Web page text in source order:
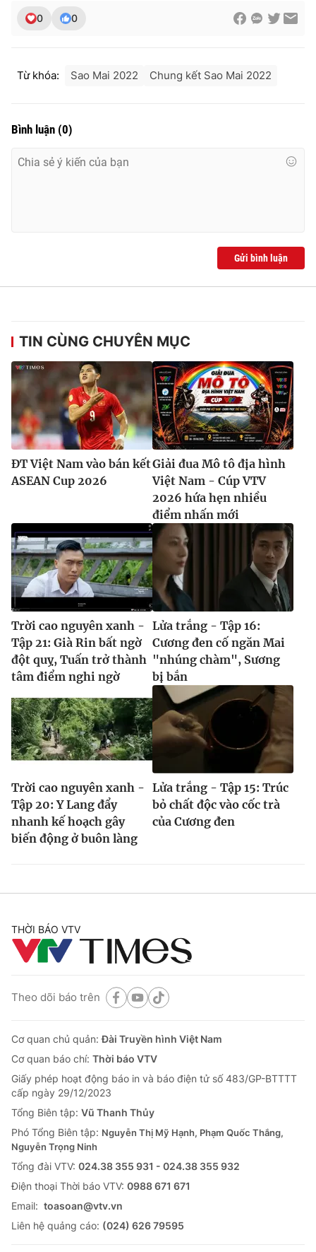
0 0
Từ khóa: Sao Mai 2022 Chung kết Sao Mai 2022
Bình luận (0)
Gửi bình luận
TIN CÙNG CHUYÊN MỤC
ĐT Việt Nam vào bán kết
ASEAN Cup 2026
Giải đua Mô tô địa hình
Việt Nam - Cúp VTV
2026 hứa hẹn nhiều
điểm nhấn mới
Trời cao nguyên xanh -
Tập 21: Già Rin bất ngờ
đột quỵ, Tuấn trở thành
tâm điểm nghi ngờ
Lửa trắng - Tập 16:
Cương đen cố ngăn Mai
"nhúng chàm", Sương
bị bắn
Trời cao nguyên xanh -
Tập 20: Y Lang đẩy
nhanh kế hoạch gây
biến động ở buôn làng
Lửa trắng - Tập 15: Trúc
bỏ chất độc vào cốc trà
của Cương đen
THỜI BÁO VTV
Theo dõi báo trên
Cơ quan chủ quản:Đài Truyền hình Việt Nam
Cơ quan báo chí: Thời báo VTV
Giấy phép hoạt động báo in và báo điện tử số 483/GP-BTTTT
cấp ngày 29/12/2023
Tổng Biên tập: Vũ Thanh Thủy
Phó Tổng Biên tập: Nguyễn Thị Mỹ Hạnh, Phạm Quốc Thắng,
Nguyễn Trọng Ninh
Tổng đài VTV: 024.38 355 931 - 024.38 355 932
Ðiện thoại Thời báo VTV: 0988 671 671
Email: toasoan@vtv.vn
Liên hệ quảng cáo: (024) 626 79595